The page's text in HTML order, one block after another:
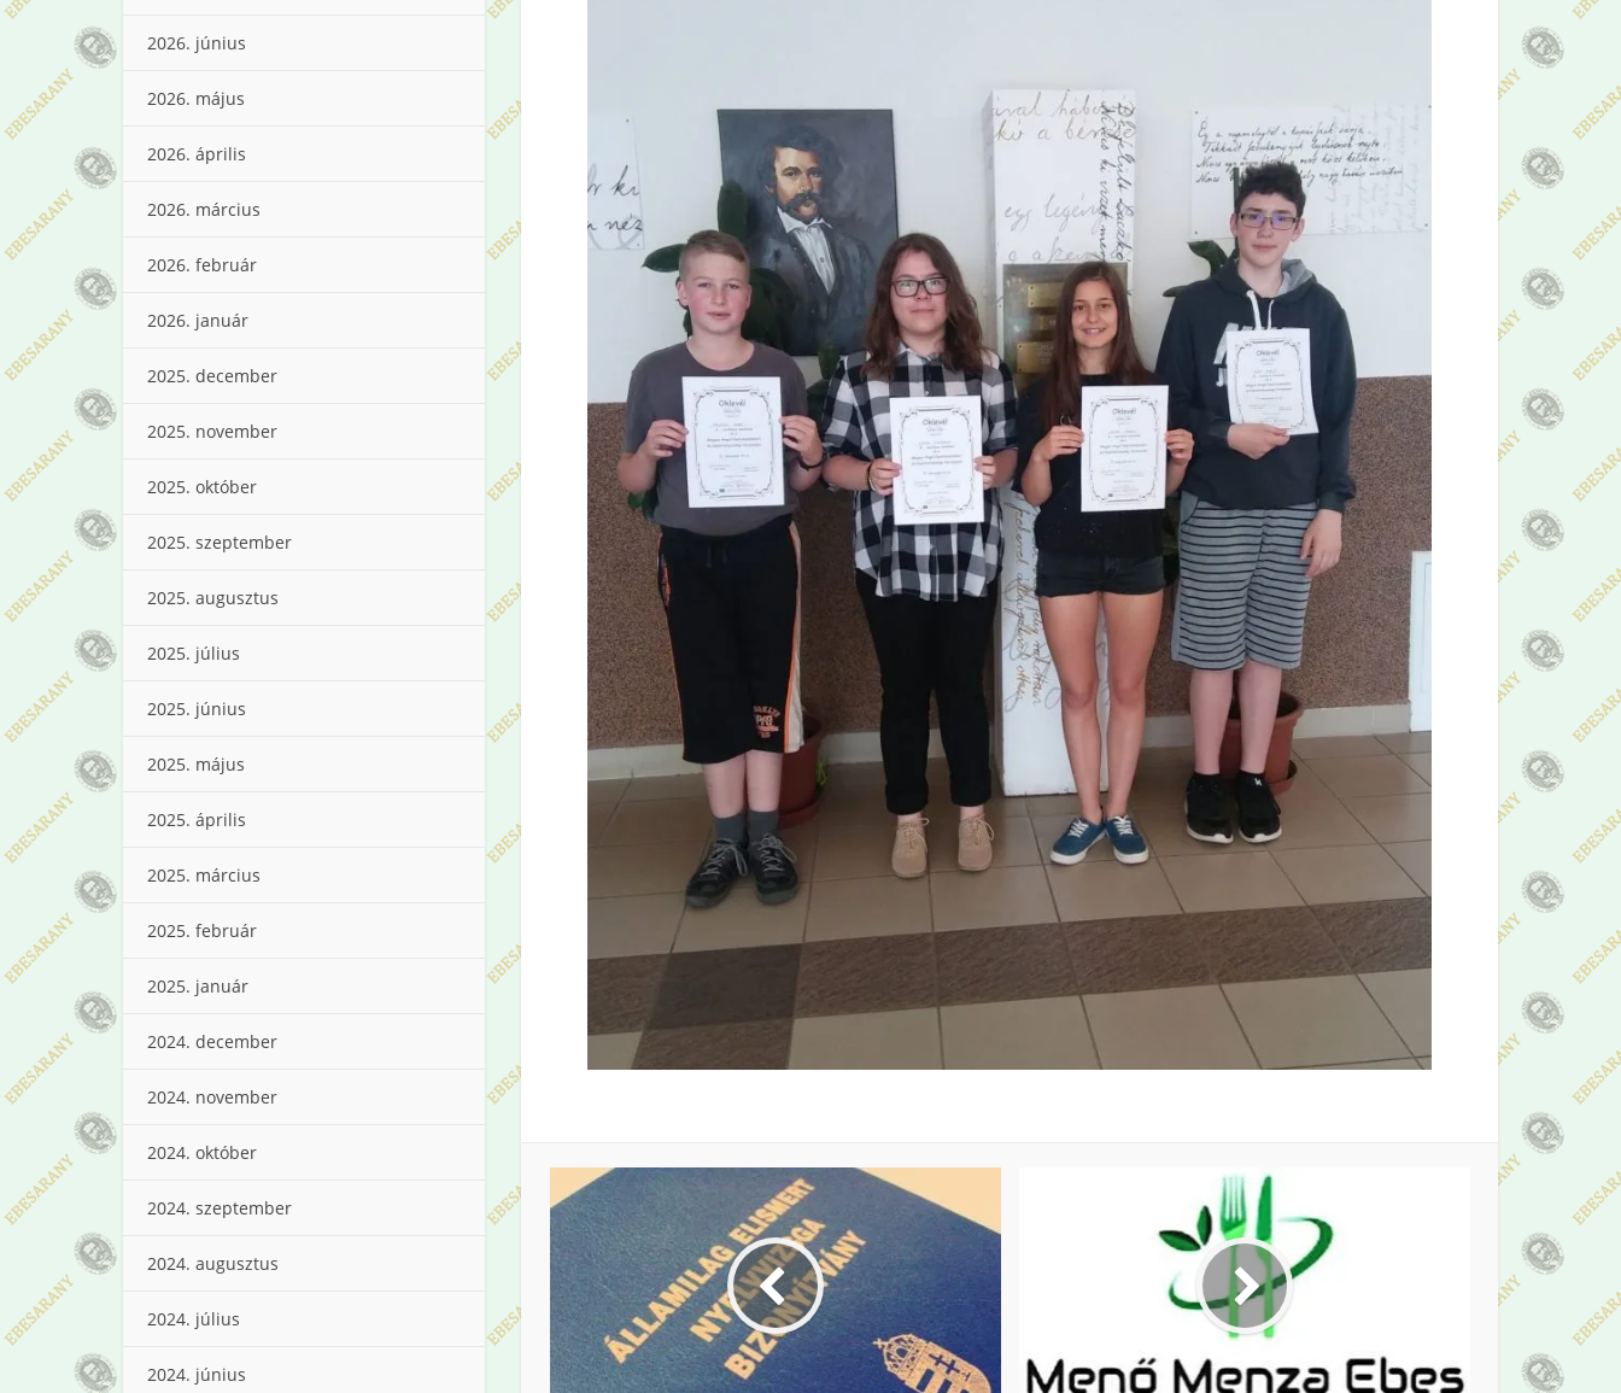
2026. június
2026. május
2026. április
2026. március
2026. február
2026. január
2025. december
2025. november
2025. október
2025. szeptember
2025. augusztus
2025. július
2025. június
2025. május
2025. április
2025. március
2025. február
2025. január
2024. december
2024. november
2024. október
2024. szeptember
2024. augusztus
2024. július
2024. június